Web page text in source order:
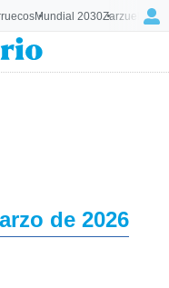
Mundial 2030Zarzuela y
de 2026